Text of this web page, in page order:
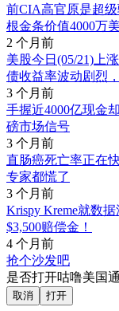
前CIA高官原是超
根金条价值4000万
2 个月前
美股今日(05/21)上
债收益率波动剧烈
3 个月前
手握近4000亿现金
磅市场信号
3 个月前
直肠癌死亡率正在
专家都慌了
3 个月前
Krispy Kreme就数
$3,500赔偿金！
4 个月前
抢个沙发吧
是否打开咕噜美国
取消 打开